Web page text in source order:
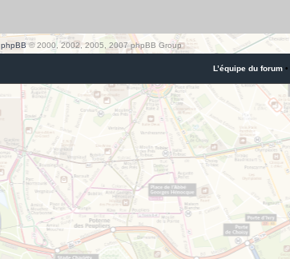
phpBB© 2000, 2002, 2005, 2007 phpBB Group
L’équipe du forum •